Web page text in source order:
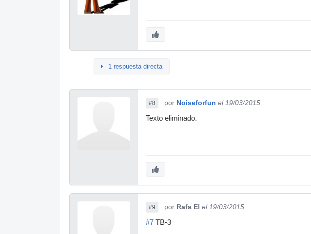
1 respuesta directa
#8 por Noiseforfun el 19/03/2015
Texto eliminado.
#9 por Rafa El el 19/03/2015
#7 TB-3